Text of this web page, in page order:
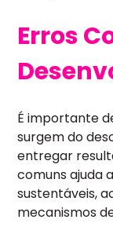
Erros
É importante
surgem do
entregar
comuns ajuda
sustentáveis,
mecanismos